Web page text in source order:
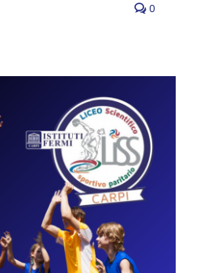
0
per un
perfetto
News